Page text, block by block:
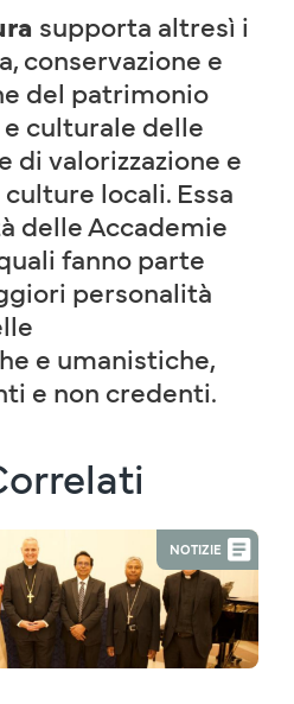
supporta altresì i
conservazione e
del patrimonio
culturale delle
di valorizzazione e
locali. Essa
delle Accademie
fanno parte
personalità
e umanistiche,
e non credenti.
NOTIZIE